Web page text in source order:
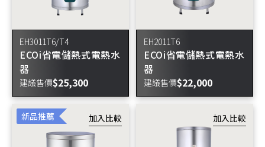
EH3011T6/T4
ECOi省電儲熱式電熱水
器
建議售價$25,300
EH2011T6
ECOi省電儲熱式電熱水
器
建議售價$22,000
新品推薦